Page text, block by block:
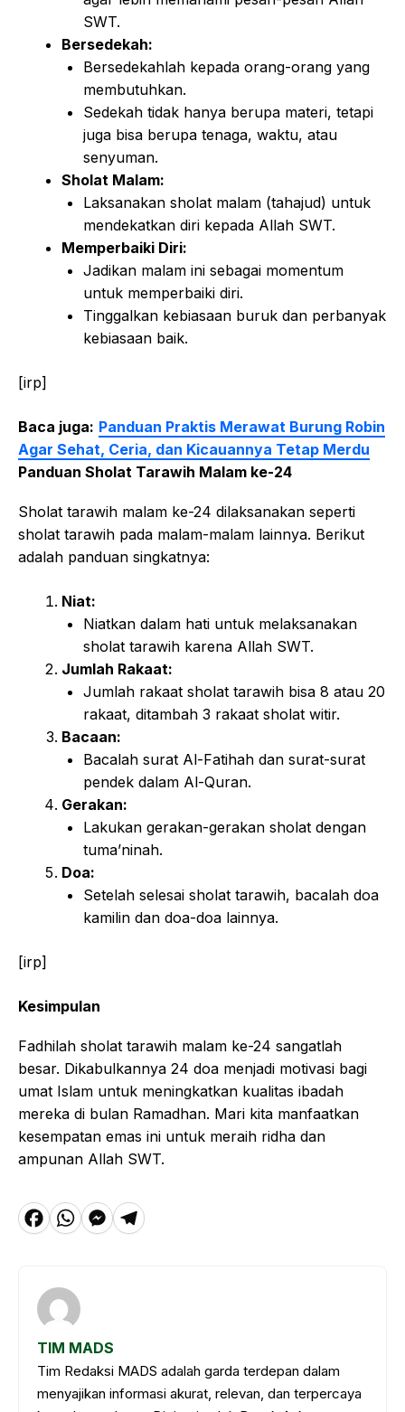
SWT.
Bersedekah:
Bersedekahlah kepada orang-orang yang
membutuhkan.
Sedekah tidak hanya berupa materi, tetapi
juga bisa berupa tenaga, waktu, atau
senyuman.
Sholat Malam:
Laksanakan sholat malam (tahajud) untuk
mendekatkan diri kepada Allah SWT.
Memperbaiki Diri:
Jadikan malam ini sebagai momentum
untuk memperbaiki diri.
Tinggalkan kebiasaan buruk dan perbanyak
kebiasaan baik.
[irp]
Baca juga: Panduan Praktis Merawat Burung Robin
Agar Sehat, Ceria, dan Kicauannya Tetap Merdu
Panduan Sholat Tarawih Malam ke-24
Sholat tarawih malam ke-24 dilaksanakan seperti
sholat tarawih pada malam-malam lainnya. Berikut
adalah panduan singkatnya:
Niat:
Niatkan dalam hati untuk melaksanakan
sholat tarawih karena Allah SWT.
Jumlah Rakaat:
Jumlah rakaat sholat tarawih bisa 8 atau 20
rakaat, ditambah 3 rakaat sholat witir.
Bacaan:
Bacalah surat Al-Fatihah dan surat-surat
pendek dalam Al-Quran.
Gerakan:
Lakukan gerakan-gerakan sholat dengan
tuma’ninah.
Doa:
Setelah selesai sholat tarawih, bacalah doa
kamilin dan doa-doa lainnya.
[irp]
Kesimpulan
Fadhilah sholat tarawih malam ke-24 sangatlah
besar. Dikabulkannya 24 doa menjadi motivasi bagi
umat Islam untuk meningkatkan kualitas ibadah
mereka di bulan Ramadhan. Mari kita manfaatkan
kesempatan emas ini untuk meraih ridha dan
ampunan Allah SWT.
F
e
b
o
o
W
t
s
A
p
M
e
n
g
T
a
m
TIM MADS
Tim Redaksi MADS adalah garda terdepan dalam
menyajikan informasi akurat, relevan, dan terpercaya